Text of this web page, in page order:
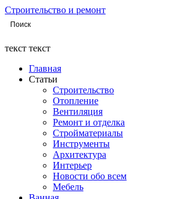
Строительство и ремонт
текст текст
Главная
Статьи
Строительство
Отопление
Вентиляция
Ремонт и отделка
Стройматериалы
Инструменты
Архитектура
Интерьер
Новости обо всем
Мебель